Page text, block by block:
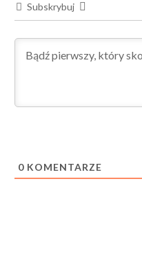
Subskrybuj
0 KOMENTARZE